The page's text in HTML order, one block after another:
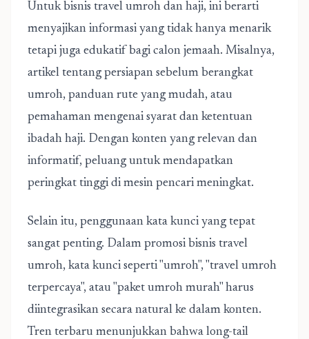
Untuk bisnis travel umroh dan haji, ini berarti
menyajikan informasi yang tidak hanya menarik
tetapi juga edukatif bagi calon jemaah. Misalnya,
artikel tentang persiapan sebelum berangkat
umroh, panduan rute yang mudah, atau
pemahaman mengenai syarat dan ketentuan
ibadah haji. Dengan konten yang relevan dan
informatif, peluang untuk mendapatkan
peringkat tinggi di mesin pencari meningkat.
Selain itu, penggunaan kata kunci yang tepat
sangat penting. Dalam promosi bisnis travel
umroh, kata kunci seperti "umroh", "travel umroh
terpercaya", atau "paket umroh murah" harus
diintegrasikan secara natural ke dalam konten.
Tren terbaru menunjukkan bahwa long-tail